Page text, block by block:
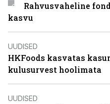
Rahvusvaheline
kasvu
UUDISED
HKFoods kasvatas
kulusurvest hoolimata
UUDISED